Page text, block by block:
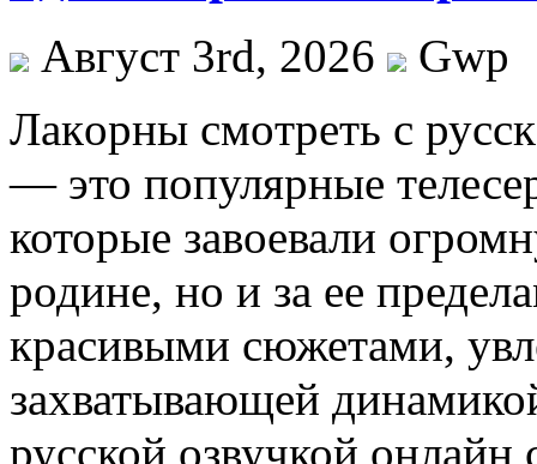
Август 3rd, 2026
Gwp
Лaкoрны смoтрeть с
— это популярные
которые завоевали
родине, но и за ее
красивыми сюжетами,
захватывающей
русской озвучкой онлайн